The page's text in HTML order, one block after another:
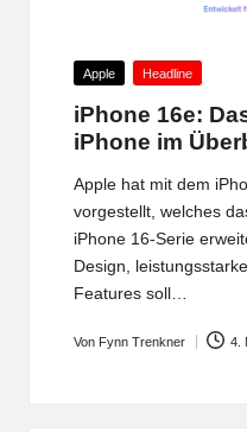
Posted
Apple Headline
iPhone 16e:
iPhone im
Apple hat mit dem
vorgestellt, welches
iPhone 16-Serie
Design,
Features soll…
Posted
Von Fynn Trenkner 4.